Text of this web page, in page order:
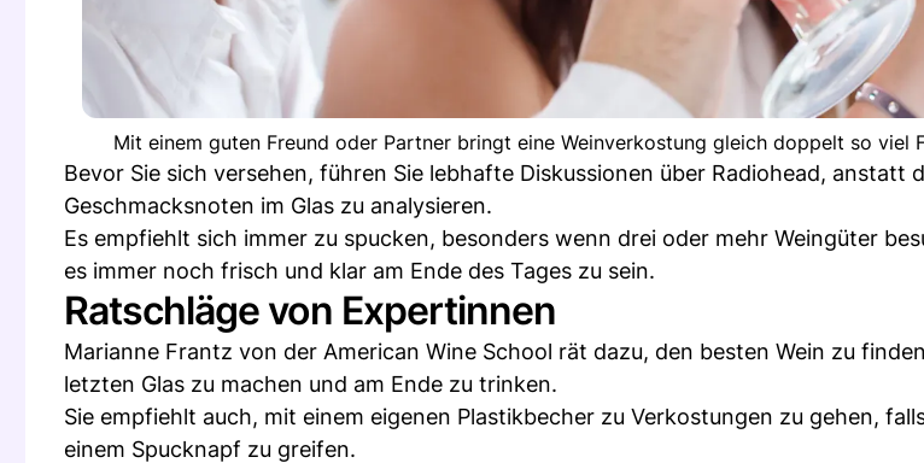
Mit einem guten Freund oder Partner bringt eine Weinverkostung gleich doppelt so viel
Bevor Sie sich versehen, führen Sie lebhafte Diskussionen über Radiohead, anstatt
Geschmacksnoten im Glas zu analysieren.
Es empfiehlt sich immer zu spucken, besonders wenn drei oder mehr Weingüter
es immer noch frisch und klar am Ende des Tages zu sein.
Ratschläge von Expertinnen
Marianne Frantz von der American Wine School rät dazu, den besten Wein zu
letzten Glas zu machen und am Ende zu trinken.
Sie empfiehlt auch, mit einem eigenen Plastikbecher zu Verkostungen zu gehen,
einem Spucknapf zu greifen.